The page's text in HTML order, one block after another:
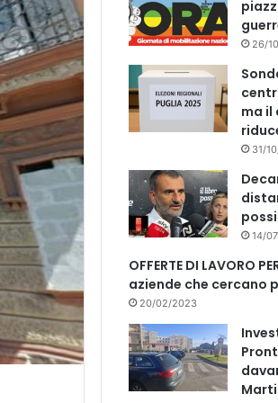
26/
ma
31/
14/
OFFERTE DI LAVORO
aziende che cercano
20/02/2023